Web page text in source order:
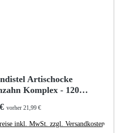
Artischocke
Komplex - 120
Preis:
vorher 21,99 €
inkl. MwSt. zzgl. Versandkosten